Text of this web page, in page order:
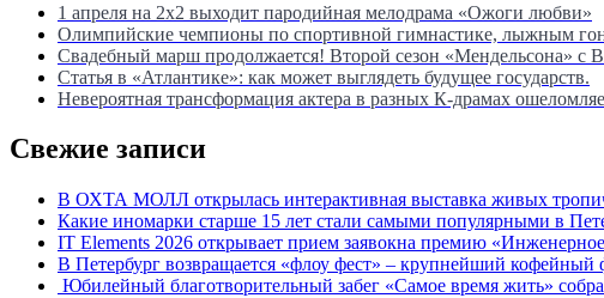
1 апреля на 2х2 выходит пародийная мелодрама «Ожоги любви»
Олимпийские чемпионы по спортивной гимнастике, лыжным
Свадебный марш продолжается! Второй сезон «Мендельсона»
Статья в «Атлантике»: как может выглядеть будущее государств.
Невероятная трансформация актера в разных К-драмах
Свежие записи
В ОХТА МОЛЛ открылась интерактивная выставка живых
Какие иномарки старше 15 лет стали самыми популярными в
IT Elements 2026 открывает прием заявокна премию
В Петербург возвращается «флоу фест» – крупнейший кофейный
Юбилейный благотворительный забег «Самое время жить»